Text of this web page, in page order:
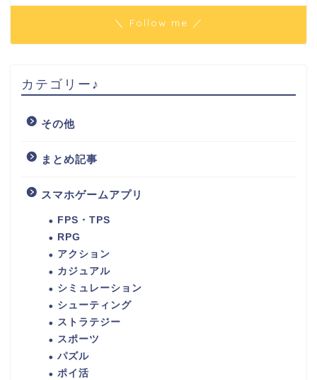
＼ Follow me ／
カテゴリー♪
その他
まとめ記事
スマホゲームアプリ
FPS・TPS
RPG
アクション
カジュアル
シミュレーション
シューティング
ストラテジー
スポーツ
パズル
ポイ活